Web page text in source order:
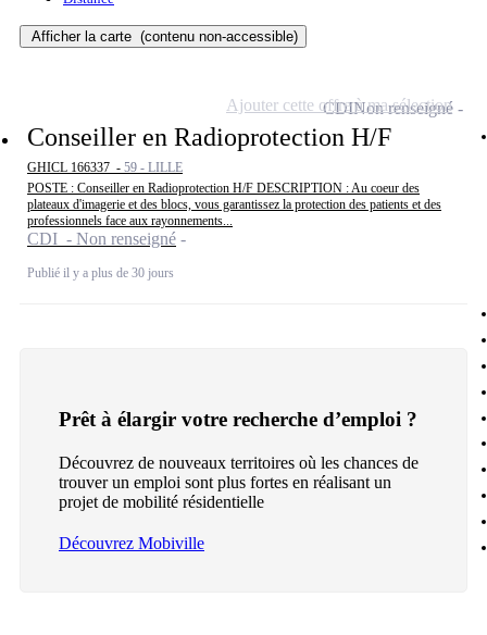
Afficher la carte (contenu non-accessible)
Conseiller en Radioprotection H/F
GHICL 166337 - 59 - LILLE
POSTE : Conseiller en Radioprotection H/F DESCRIPTION : Au coeur des
plateaux d'imagerie et des blocs, vous garantissez la protection des patients et des
professionnels face aux rayonnements...
CDI - Non renseigné
Publié il y a plus de 30 jours
CDINon renseigné
Ajouter cette offre à ma sélection
Prêt à élargir votre recherche d’emploi ?
Découvrez de nouveaux territoires où les chances de
trouver un emploi sont plus fortes en réalisant un
projet de mobilité résidentielle
Découvrez Mobiville